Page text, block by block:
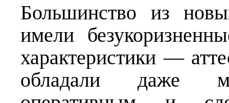
Большинство из
имели
характеристики —
обладали даже